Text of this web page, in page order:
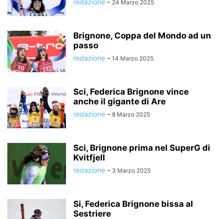
redazione - 24 Marzo 2025
Brignone, Coppa del Mondo ad un
passo
redazione - 14 Marzo 2025
Sci, Federica Brignone vince
anche il gigante di Are
redazione - 8 Marzo 2025
Sci, Brignone prima nel SuperG di
Kvitfjell
redazione - 3 Marzo 2025
Si, Federica Brignone bissa al
Sestriere